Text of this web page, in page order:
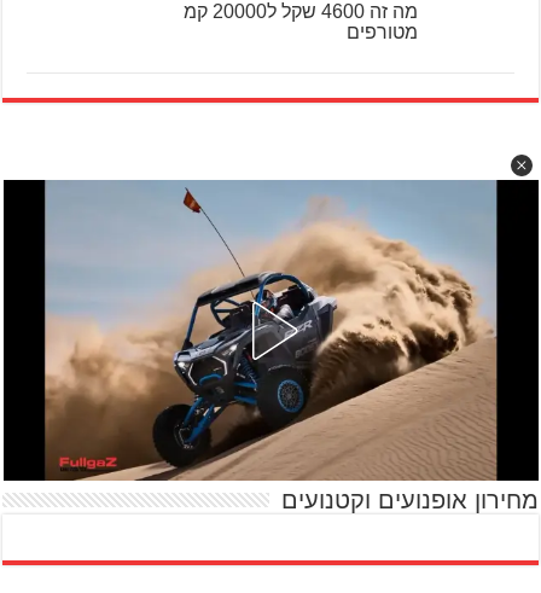
מה זה 4600 שקל ל20000 קמ
מטורפים
מחירון אופנועים וקטנועים